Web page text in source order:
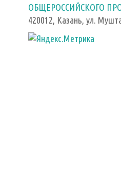
ОБЩЕРОССИЙСКОГО
420012, Казань, ул.